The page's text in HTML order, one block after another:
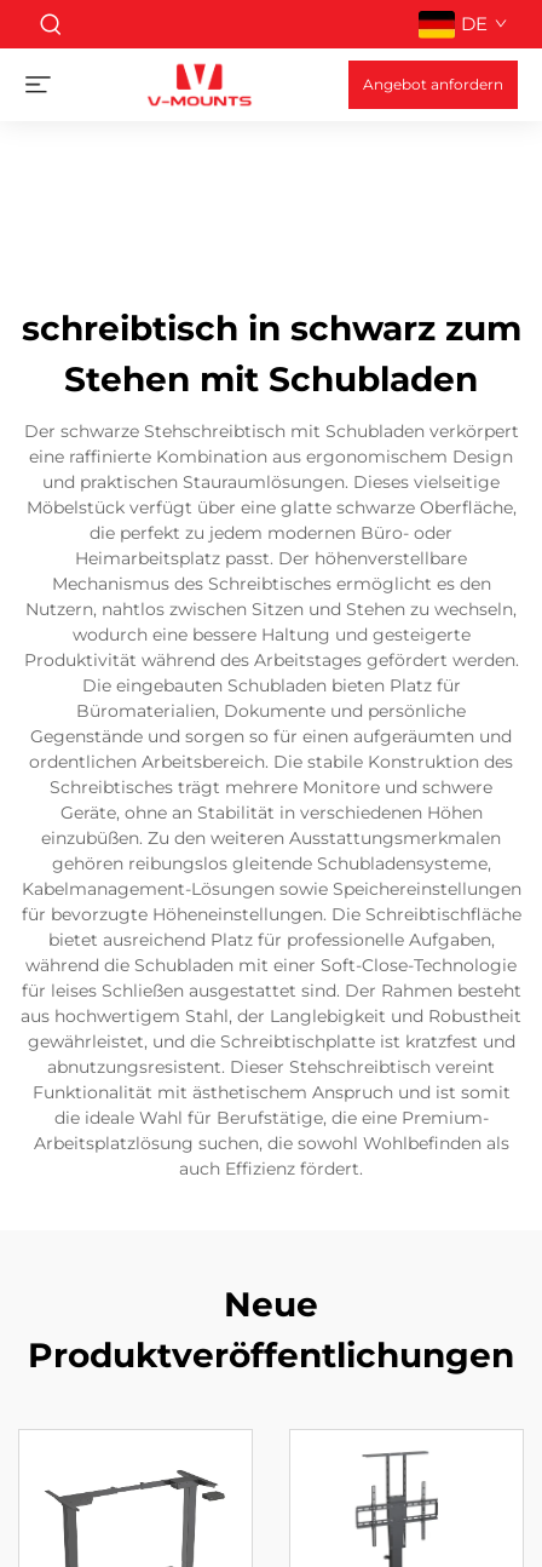
DE
Angebot anfordern
schreibtisch in schwarz zum
Stehen mit Schubladen
Der schwarze Stehschreibtisch mit Schubladen verkörpert
eine raffinierte Kombination aus ergonomischem Design
und praktischen Stauraumlösungen. Dieses vielseitige
Möbelstück verfügt über eine glatte schwarze Oberfläche,
die perfekt zu jedem modernen Büro- oder
Heimarbeitsplatz passt. Der höhenverstellbare
Mechanismus des Schreibtisches ermöglicht es den
Nutzern, nahtlos zwischen Sitzen und Stehen zu wechseln,
wodurch eine bessere Haltung und gesteigerte
Produktivität während des Arbeitstages gefördert werden.
Die eingebauten Schubladen bieten Platz für
Büromaterialien, Dokumente und persönliche
Gegenstände und sorgen so für einen aufgeräumten und
ordentlichen Arbeitsbereich. Die stabile Konstruktion des
Schreibtisches trägt mehrere Monitore und schwere
Geräte, ohne an Stabilität in verschiedenen Höhen
einzubüßen. Zu den weiteren Ausstattungsmerkmalen
gehören reibungslos gleitende Schubladensysteme,
Kabelmanagement-Lösungen sowie Speichereinstellungen
für bevorzugte Höheneinstellungen. Die Schreibtischfläche
bietet ausreichend Platz für professionelle Aufgaben,
während die Schubladen mit einer Soft-Close-Technologie
für leises Schließen ausgestattet sind. Der Rahmen besteht
aus hochwertigem Stahl, der Langlebigkeit und Robustheit
gewährleistet, und die Schreibtischplatte ist kratzfest und
abnutzungsresistent. Dieser Stehschreibtisch vereint
Funktionalität mit ästhetischem Anspruch und ist somit
die ideale Wahl für Berufstätige, die eine Premium-
Arbeitsplatzlösung suchen, die sowohl Wohlbefinden als
auch Effizienz fördert.
Neue
Produktveröffentlichungen